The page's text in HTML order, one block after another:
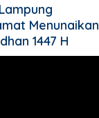
Menunaikan
1447 H